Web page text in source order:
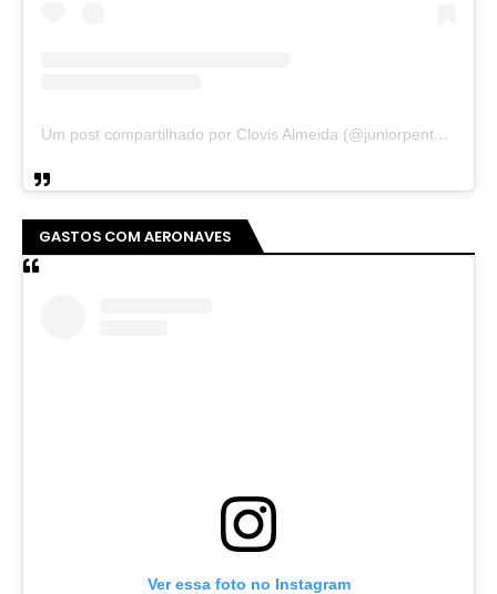
Um post compartilhado por Clovis Almeida (@juniorpentecoste01)
GASTOS COM AERONAVES
Ver essa foto no Instagram